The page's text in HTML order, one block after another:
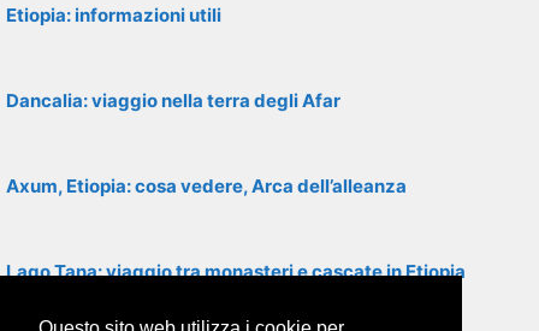
Etiopia: informazioni utili
Dancalia: viaggio nella terra degli Afar
Axum, Etiopia: cosa vedere, Arca dell’alleanza
Lago Tana: viaggio tra monasteri e cascate in Etiopia